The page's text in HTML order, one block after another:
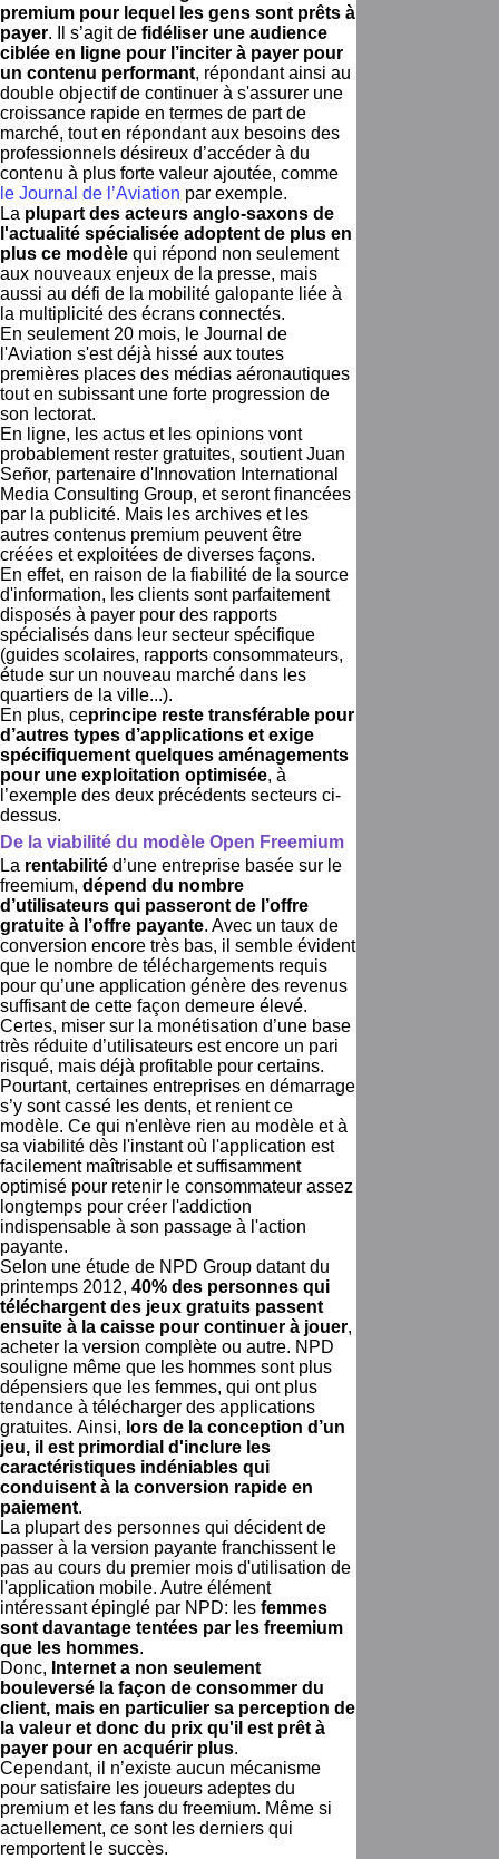
premium pour lequel les gens sont prêts à
payer. Il s’agit de fidéliser une audience
ciblée en ligne pour l’inciter à payer pour
un contenu performant, répondant ainsi au
double objectif de continuer à s'assurer une
croissance rapide en termes de part de
marché, tout en répondant aux besoins des
professionnels désireux d’accéder à du
contenu à plus forte valeur ajoutée, comme
le Journal de l’Aviation par exemple.
La plupart des acteurs anglo-saxons de
l'actualité spécialisée adoptent de plus en
plus ce modèle qui répond non seulement
aux nouveaux enjeux de la presse, mais
aussi au défi de la mobilité galopante liée à
la multiplicité des écrans connectés.
En seulement 20 mois, le Journal de
l'Aviation s'est déjà hissé aux toutes
premières places des médias aéronautiques
tout en subissant une forte progression de
son lectorat.
En ligne, les actus et les opinions vont
probablement rester gratuites, soutient Juan
Señor, partenaire d'Innovation International
Media Consulting Group, et seront financées
par la publicité. Mais les archives et les
autres contenus premium peuvent être
créées et exploitées de diverses façons.
En effet, en raison de la fiabilité de la source
d'information, les clients sont parfaitement
disposés à payer pour des rapports
spécialisés dans leur secteur spécifique
(guides scolaires, rapports consommateurs,
étude sur un nouveau marché dans les
quartiers de la ville...).
En plus, ceprincipe reste transférable pour
d’autres types d’applications et exige
spécifiquement quelques aménagements
pour une exploitation optimisée, à
l’exemple des deux précédents secteurs ci-
dessus.
De la viabilité du modèle Open Freemium
La rentabilité d’une entreprise basée sur le
freemium, dépend du nombre
d’utilisateurs qui passeront de l’offre
gratuite à l’offre payante. Avec un taux de
conversion encore très bas, il semble évident
que le nombre de téléchargements requis
pour qu’une application génère des revenus
suffisant de cette façon demeure élevé.
Certes, miser sur la monétisation d’une base
très réduite d’utilisateurs est encore un pari
risqué, mais déjà profitable pour certains.
Pourtant, certaines entreprises en démarrage
s’y sont cassé les dents, et renient ce
modèle. Ce qui n'enlève rien au modèle et à
sa viabilité dès l'instant où l'application est
facilement maîtrisable et suffisamment
optimisé pour retenir le consommateur assez
longtemps pour créer l'addiction
indispensable à son passage à l'action
payante.
Selon une étude de NPD Group datant du
printemps 2012, 40% des personnes qui
téléchargent des jeux gratuits passent
ensuite à la caisse pour continuer à jouer,
acheter la version complète ou autre. NPD
souligne même que les hommes sont plus
dépensiers que les femmes, qui ont plus
tendance à télécharger des applications
gratuites. Ainsi, lors de la conception d’un
jeu, il est primordial d'inclure les
caractéristiques indéniables qui
conduisent à la conversion rapide en
paiement.
La plupart des personnes qui décident de
passer à la version payante franchissent le
pas au cours du premier mois d'utilisation de
l'application mobile. Autre élément
intéressant épinglé par NPD: les femmes
sont davantage tentées par les freemium
que les hommes.
Donc, Internet a non seulement
bouleversé la façon de consommer du
client, mais en particulier sa perception de
la valeur et donc du prix qu'il est prêt à
payer pour en acquérir plus.
Cependant, il n’existe aucun mécanisme
pour satisfaire les joueurs adeptes du
premium et les fans du freemium. Même si
actuellement, ce sont les derniers qui
remportent le succès.